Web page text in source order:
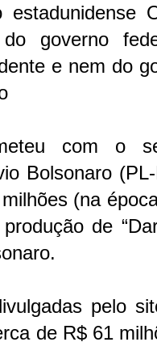
governo
e nem do
com o
Bolsonaro
(na
de
pelo
de R$ 61